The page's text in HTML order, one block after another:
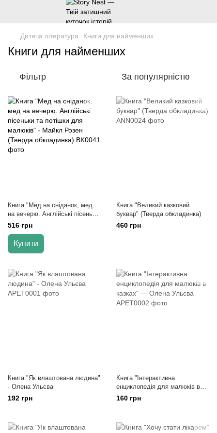
Дитяча література Книги для найменших
Книги для найменших
Фільтр За популярністю
Книга "Мед на сніданок, мед
на вечерю. Англійські пісеньки
та потішки для малюків" -
Майкл Розен (Тверда
обкладинка)
516 грн
Купити
Книга "Великий казковий
буквар" (Тверда обкладинка)
460 грн
Книга "Як влаштована людина"
- Олена Ульєва
192 грн
Книга "Інтерактивна
енциклопедія для малюків в
казках" — Олена Ульєва
160 грн